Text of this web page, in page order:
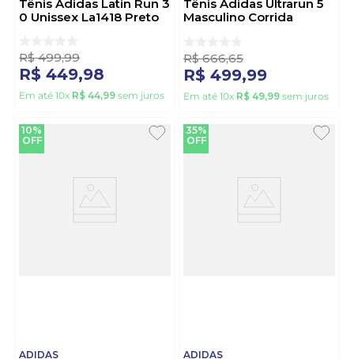
Tênis Adidas Latin Run 3
0 Unissex La1418 Preto
R$ 499,99
R$ 449,98
Em até 10x R$ 44,99 sem juros
Tênis Adidas Ultrarun 5
Masculino Corrida
R$ 666,65
R$ 499,99
Em até 10x R$ 49,99 sem juros
10%
OFF
ADIDAS
35%
OFF
ADIDAS